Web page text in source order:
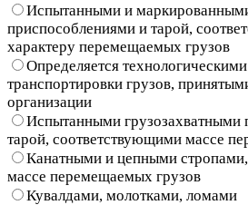
Испытанными и
приспособлениями и тарой,
характеру перемещаемых грузов
Определяется
транспортировки грузов,
организации
Испытанными грузозахватными
тарой, соответствующими массе
Канатными и цепными
массе перемещаемых грузов
Кувалдами, молотками, ломами